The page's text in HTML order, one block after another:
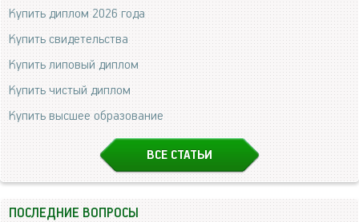
Купить диплом 2026 года
Купить свидетельства
Купить липовый диплом
Купить чистый диплом
Купить высшее образование
ВСЕ СТАТЬИ
ПОСЛЕДНИЕ ВОПРОСЫ